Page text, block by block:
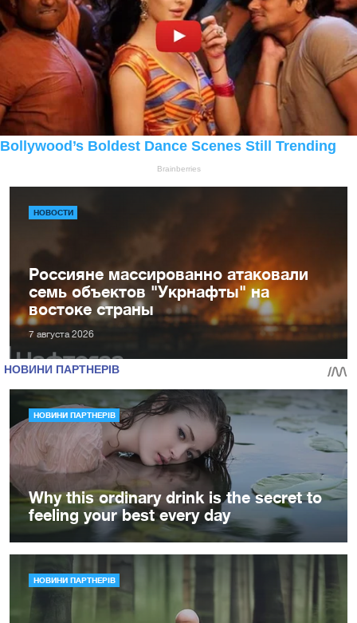
НОВОСТИ
Россияне массированно атаковали
семь объектов "Укрнафты" на
востоке страны
7 августа 2026